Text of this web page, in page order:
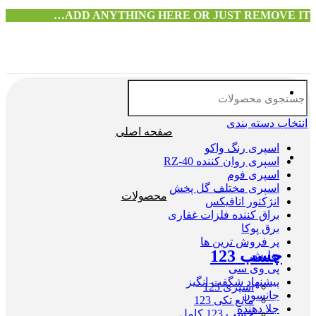
ADD ANYTHING HERE OR JUST REMOVE IT…
انتخاب دسته بندی
اسپری رنگ واکو
اسپری روان کننده RZ-40
اسپری فوم
اسپری مختلف گل پخش
انژکتور اتافیکس
براق کننده فلزات غفاری
برق پوکا
پر فروش ترین ها
پولیش
پی وی سی
پیشنهاد شگفت انگیز
جانسون
جلا دهنده
صفحه اصلی
محصولات
چسب 123
اسپری 123
مایع تکی 123
چسب 123 کامل